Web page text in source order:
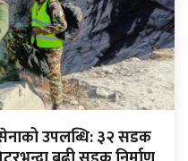
उपलब्धि: ३२ सडक